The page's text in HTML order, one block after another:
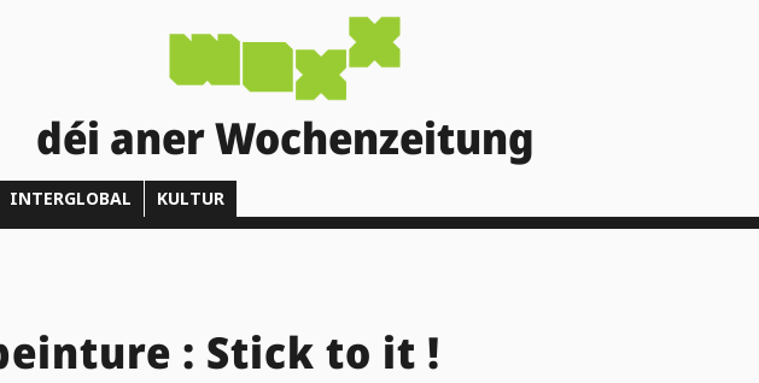
déi aner Wochenzeitung
INTERGLOBAL KULTUR
: Stick to it !